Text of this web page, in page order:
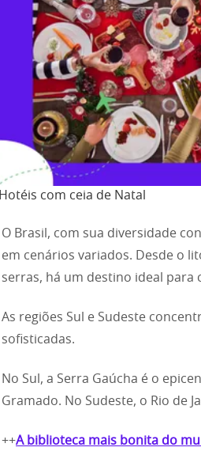
Hotéis com ceia de Natal
O Brasil, com sua diversidade
em cenários variados. Desde o
serras, há um destino ideal para
As regiões Sul e Sudeste
sofisticadas.
No Sul, a Serra Gaúcha é o
Gramado. No Sudeste, o Rio de
++A biblioteca mais bonita do